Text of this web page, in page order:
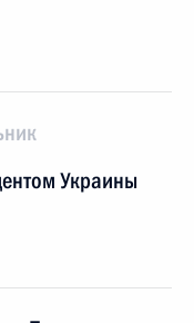
Украины